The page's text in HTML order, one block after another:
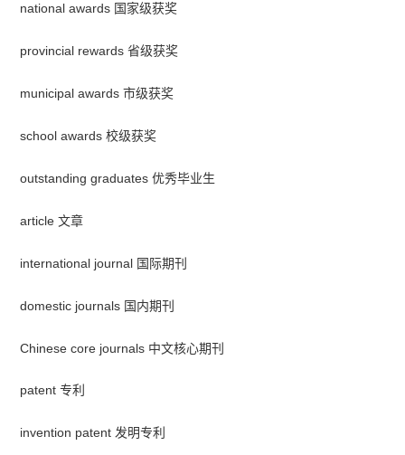
national awards 国家级获奖
provincial rewards 省级获奖
municipal awards 市级获奖
school awards 校级获奖
outstanding graduates 优秀毕业生
article 文章
international journal 国际期刊
domestic journals 国内期刊
Chinese core journals 中文核心期刊
patent 专利
invention patent 发明专利